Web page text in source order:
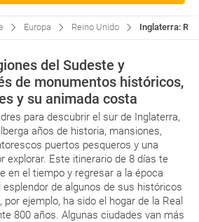
Europa Reino Unido Inglaterra:
del Sudeste y
de monumentos históricos,
y su animada costa
para descubrir el sur de Inglaterra,
años de historia, mansiones,
puertos pesqueros y una
explorar. Este itinerario de 8 días te
en el tiempo y regresar a la época
esplendor de algunos de sus históricos
ejemplo, ha sido el hogar de la Real
800 años. Algunas ciudades van más